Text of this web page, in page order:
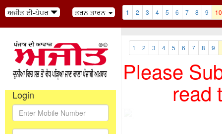
ਅਜੀਤ ਈ-ਪੇਪਰ ਤਰਨ ਤਾਰਨ 1 2 3 4 5 6 7 8 9 10
Login
1 2 3 4 5 6 7 8 9
Please
read